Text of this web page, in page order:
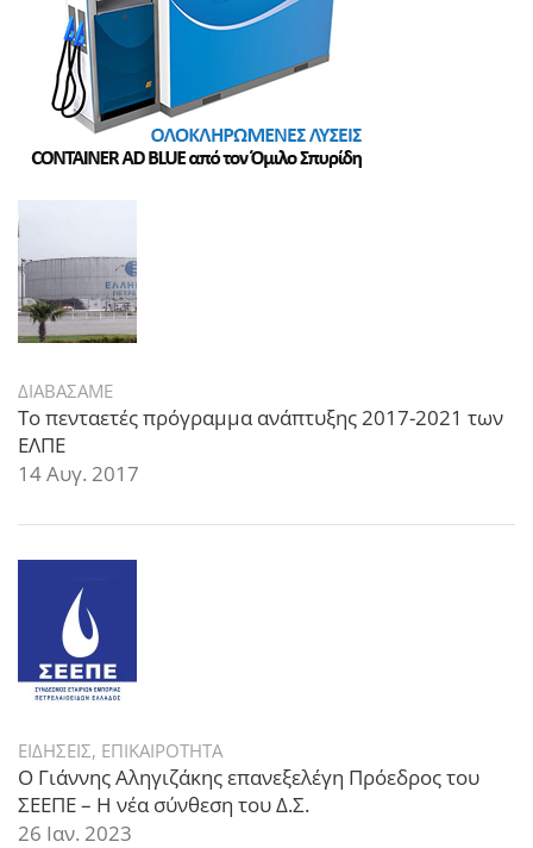
ΔΙΑΒΑΣΑΜΕ
Το πενταετές πρόγραμμα ανάπτυξης 2017-2021 των
ΕΛΠΕ
14 Αυγ. 2017
ΕΙΔΗΣΕΙΣ, ΕΠΙΚΑΙΡΟΤΗΤΑ
Ο Γιάννης Αληγιζάκης επανεξελέγη Πρόεδρος του
ΣΕΕΠΕ – Η νέα σύνθεση του Δ.Σ.
26 Ιαν. 2023